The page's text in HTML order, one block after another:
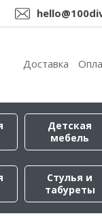
Доставка
Детская
мебель
Стулья и
табуреты